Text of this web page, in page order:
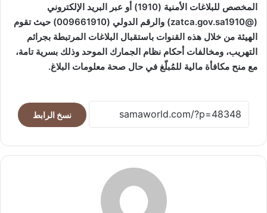
المخصص للبلاغات الأمنية (1910) أو عبر البريد الإلكتروني
(@zatca.gov.sa1910) والرقم الدولي (009661910) حيث تقوم
الهيئة من خلال هذه القنوات باستقبال البلاغات المرتبطة بجرائم
التهريب، ومخالفات أحكام نظام الجمارك الموحد وذلك بسرية تامة،
مع منح مكافأة مالية للمُبلّغ في حال صحة معلومات البلاغ.
نسخ الرابط